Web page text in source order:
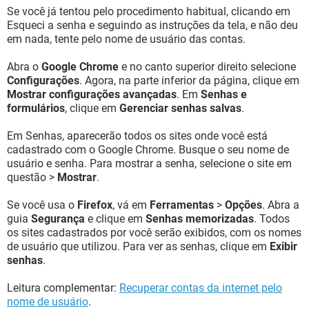
Se você já tentou pelo procedimento habitual, clicando em
Esqueci a senha e seguindo as instruções da tela, e não deu
em nada, tente pelo nome de usuário das contas.
Abra o Google Chrome e no canto superior direito selecione
Configurações. Agora, na parte inferior da página, clique em
Mostrar configurações avançadas. Em Senhas e
formulários, clique em Gerenciar senhas salvas.
Em Senhas, aparecerão todos os sites onde você está
cadastrado com o Google Chrome. Busque o seu nome de
usuário e senha. Para mostrar a senha, selecione o site em
questão > Mostrar.
Se você usa o Firefox, vá em Ferramentas > Opções. Abra a
guia Segurança e clique em Senhas memorizadas. Todos
os sites cadastrados por você serão exibidos, com os nomes
de usuário que utilizou. Para ver as senhas, clique em Exibir
senhas.
Leitura complementar: Recuperar contas da internet pelo
nome de usuário.